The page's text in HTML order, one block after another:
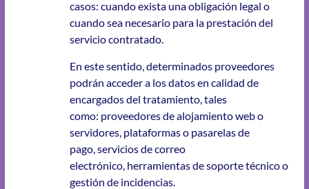
casos: cuando exista una obligación legal o
cuando sea necesario para la prestación del
servicio contratado.
En este sentido, determinados proveedores
podrán acceder a los datos en calidad de
encargados del tratamiento, tales
como: proveedores de alojamiento web o
servidores, plataformas o pasarelas de
pago, servicios de correo
electrónico, herramientas de soporte técnico o
gestión de incidencias.